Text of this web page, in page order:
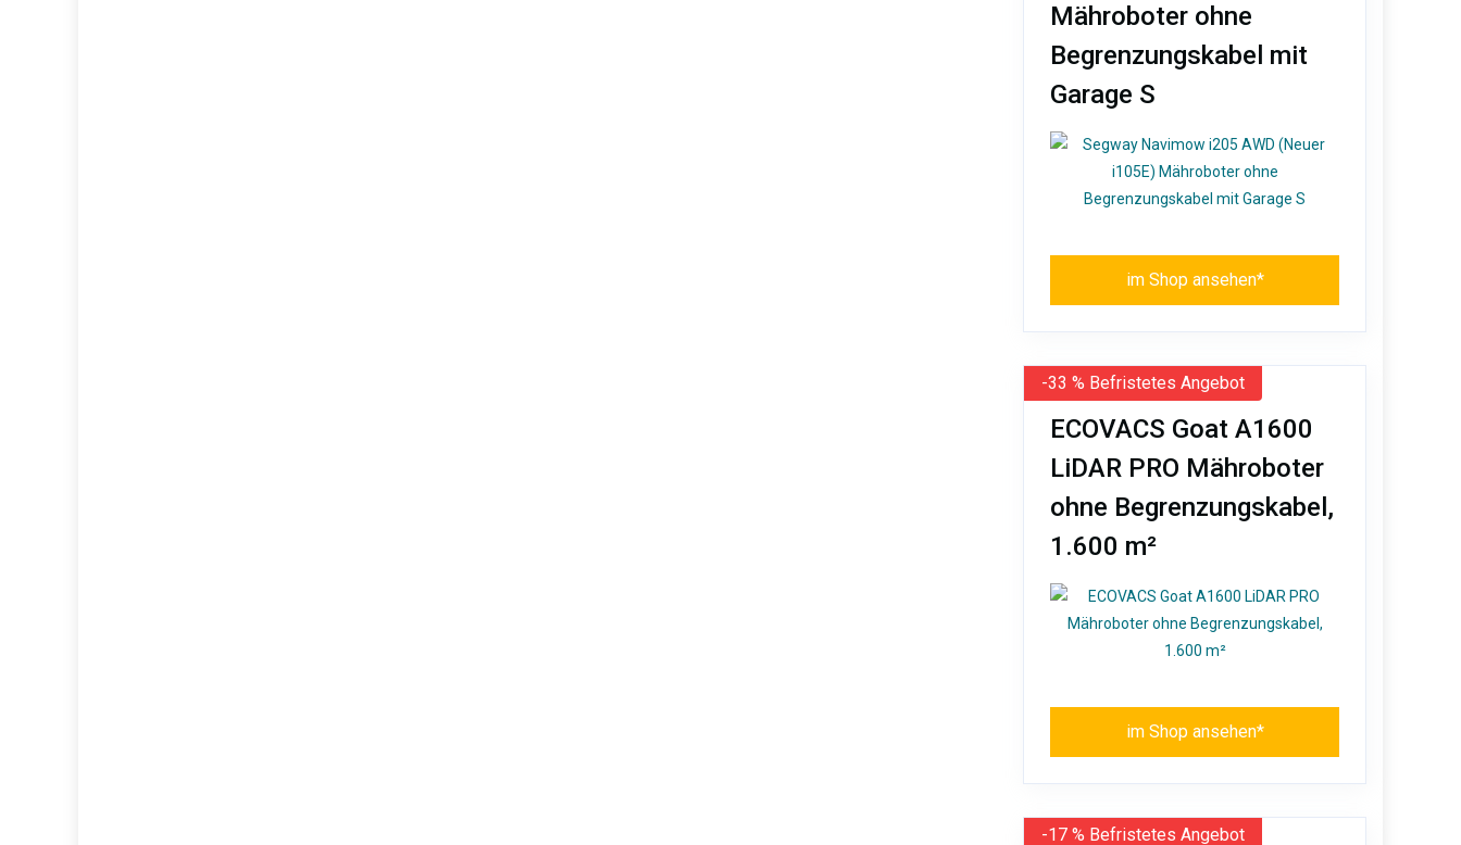
Mähroboter ohne
Begrenzungskabel mit
Garage S
im Shop ansehen*
-33 % Befristetes Angebot
ECOVACS Goat A1600
LiDAR PRO Mähroboter
ohne Begrenzungskabel,
1.600 m²
im Shop ansehen*
-17 % Befristetes Angebot